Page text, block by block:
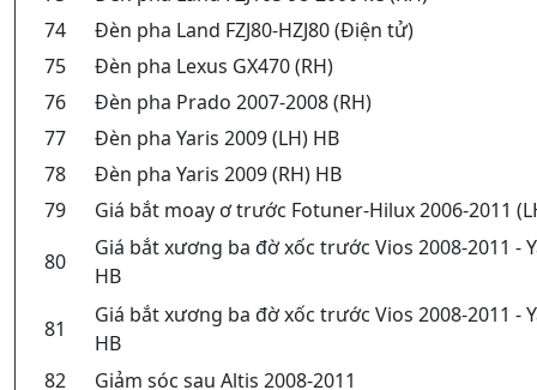
74
Đèn pha Land FZJ80-HZJ80 (Điện tử)
75
Đèn pha Lexus GX470 (RH)
76
Đèn pha Prado 2007-2008 (RH)
77
Đèn pha Yaris 2009 (LH) HB
78
Đèn pha Yaris 2009 (RH) HB
79
Giá bắt moay ơ trước Fotuner-Hilux 2006-2011
80
Giá bắt xương ba đờ xốc trước Vios 2008-2011 -
HB
81
Giá bắt xương ba đờ xốc trước Vios 2008-2011 -
HB
82
Giảm sóc sau Altis 2008-2011